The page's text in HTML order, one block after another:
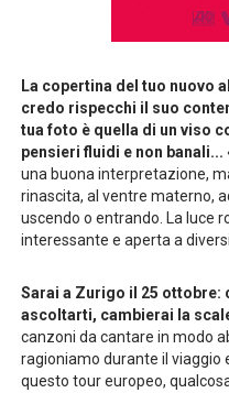
La copertina del tuo nuovo
credo rispecchi il suo
tua foto è quella di un viso
pensieri fluidi e non banali...
una buona interpretazione,
rinascita, al ventre materno,
uscendo o entrando. La luce
interessante e aperta a
Sarai a Zurigo il 25 ottobre:
ascoltarti, cambierai la
canzoni da cantare in modo
ragioniamo durante il viaggio
questo tour europeo,